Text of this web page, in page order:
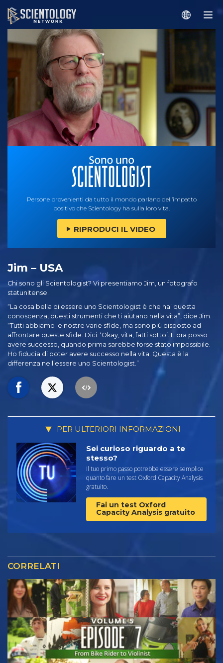
Persone provenienti da tutto il mondo parlano dell’impatto
positivo che Scientology ha sulla loro vita.
RIPRODUCI IL VIDEO
Jim – USA
Chi sono gli Scientologist? Vi presentiamo Jim, un fotografo
statunitense.
“La cosa bella di essere uno Scientologist è che hai questa
conoscenza, questi strumenti che ti aiutano nella vita”, dice Jim.
“Tutti abbiamo le nostre varie sfide, ma sono più disposto ad
affrontare queste sfide. Dici: ‘Okay, vita, fatti sotto’. E ora posso
avere successo, quando prima sarebbe forse stato impossibile.
Ho fiducia di poter avere successo nella vita. Questa è la
differenza nell’essere uno Scientologist.”
PER ULTERIORI INFORMAZIONI
Sei curioso riguardo a te
stesso?
Il tuo primo passo potrebbe essere semplice
quanto fare un test Oxford Capacity Analysis
gratuito.
Fai un test Oxford
Capacity Analysis gratuito
CORRELATI